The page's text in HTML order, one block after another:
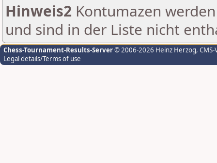
Hinweis2 Kontumazen
und sind in der Liste nicht
Chess-Tournament-Results-Server© 2006-2026 Heinz Herzog,
Legal details/Terms of use